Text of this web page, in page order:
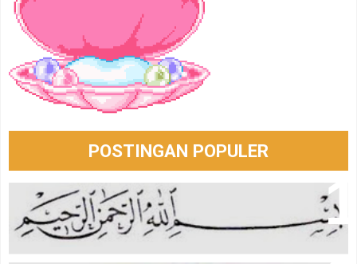
POSTINGAN POPULER
Berkat Membaca Bismillah